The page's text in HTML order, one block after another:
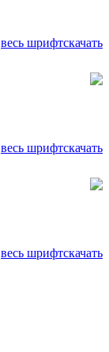
весь шрифтскачать
весь шрифтскачать
весь шрифтскачать